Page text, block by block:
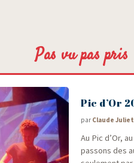
Pas vu pas pris
Pic d’Or
par Claude
Au Pic d’Or,
pas­sons des